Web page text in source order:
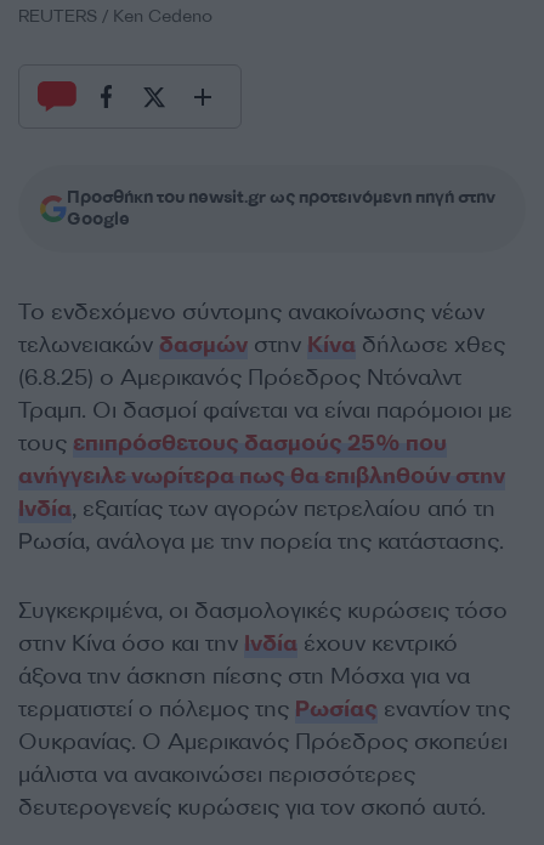
REUTERS / Ken Cedeno
Προσθήκη του newsit.gr ως προτεινόμενη πηγή στην
Google
Το ενδεχόμενο σύντομης ανακοίνωσης νέων
τελωνειακών δασμών στην Κίνα δήλωσε χθες
(6.8.25) ο Αμερικανός Πρόεδρος Ντόναλντ
Τραμπ. Οι δασμοί φαίνεται να είναι παρόμοιοι με
τους επιπρόσθετους δασμούς 25% που
ανήγγειλε νωρίτερα πως θα επιβληθούν στην
Ινδία, εξαιτίας των αγορών πετρελαίου από τη
Ρωσία, ανάλογα με την πορεία της κατάστασης.
Συγκεκριμένα, οι δασμολογικές κυρώσεις τόσο
στην Κίνα όσο και την Ινδία έχουν κεντρικό
άξονα την άσκηση πίεσης στη Μόσχα για να
τερματιστεί ο πόλεμος της Ρωσίας εναντίον της
Ουκρανίας. Ο Αμερικανός Πρόεδρος σκοπεύει
μάλιστα να ανακοινώσει περισσότερες
δευτερογενείς κυρώσεις για τον σκοπό αυτό.